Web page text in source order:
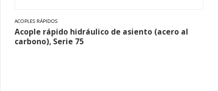
ACOPLES RÁPIDOS
Acople rápido hidráulico de asiento (acero al
carbono), Serie 75